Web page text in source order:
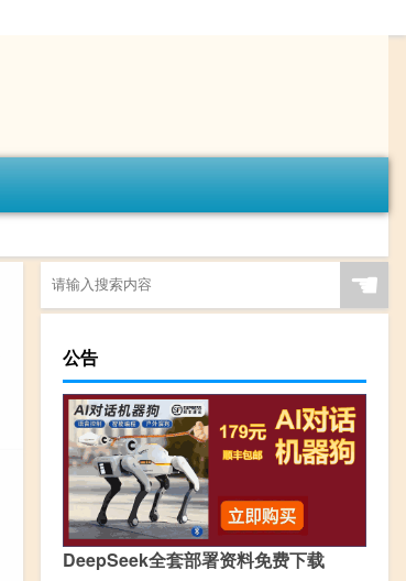
☚
公告
DeepSeek全套部署资料免费下载